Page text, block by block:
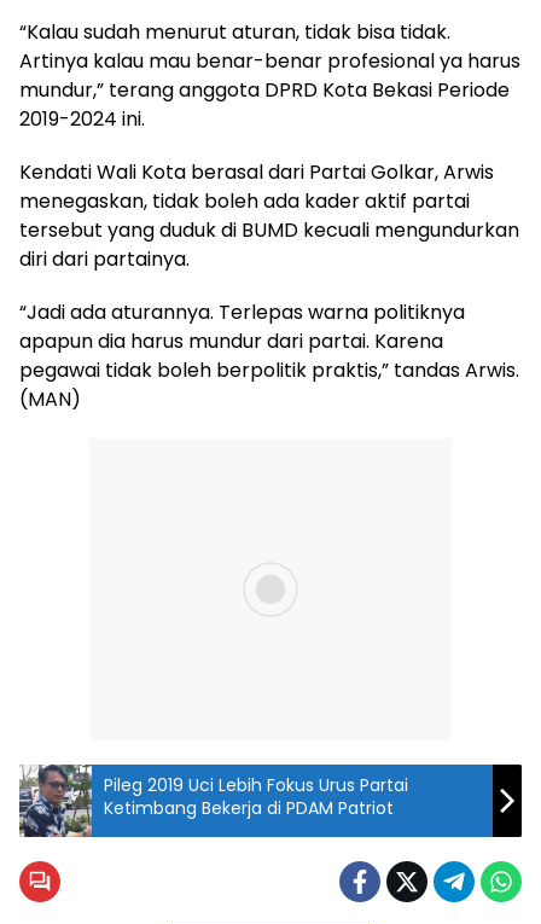
“Kalau sudah menurut aturan, tidak bisa tidak.
Artinya kalau mau benar-benar profesional ya harus
mundur,” terang anggota DPRD Kota Bekasi Periode
2019-2024 ini.
Kendati Wali Kota berasal dari Partai Golkar, Arwis
menegaskan, tidak boleh ada kader aktif partai
tersebut yang duduk di BUMD kecuali mengundurkan
diri dari partainya.
“Jadi ada aturannya. Terlepas warna politiknya
apapun dia harus mundur dari partai. Karena
pegawai tidak boleh berpolitik praktis,” tandas Arwis.
(MAN)
Golkar Kota
Bekasi yang
Pileg 2019 Uci Lebih Fokus Urus Partai
Ketimbang Bekerja di PDAM Patriot